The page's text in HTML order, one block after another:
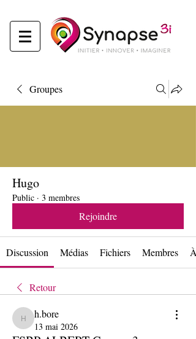
Groupes
Hugo
Public · 3 membres
Rejoindre
Discussion Médias Fichiers Membres
Retour
h.bore
h.bore
13 mai 2026